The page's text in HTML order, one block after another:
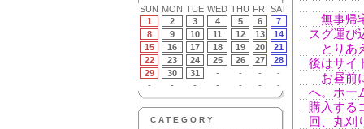
SUN MON TUE WED THU FRI SAT
1
2 3 4 5 6
7
8
9 10 11 12 13
14
15
16 17 18 19 20
21
22
23 24 25 26 27
28
29
30 31 - - -
-
-
- - - - - -
CATEGORY
無事帰
スグ運び
とりあ
後はサイ
お昼前
へ。ホー
購入する
回、丸刈